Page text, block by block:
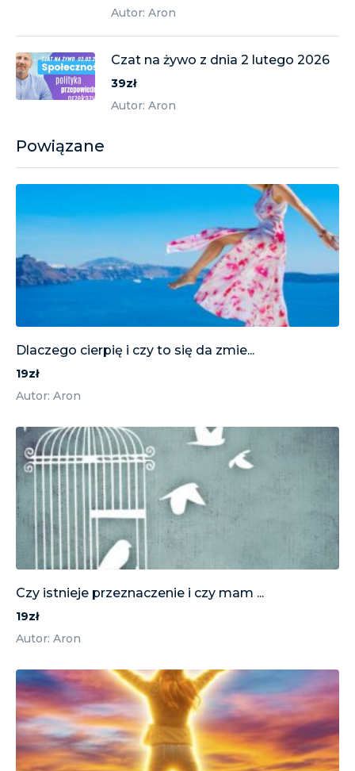
Powiązane
Dlaczego cierpię i czy to się da zmie...
19zł
Autor: Aron
Czy istnieje przeznaczenie i czy mam ...
19zł
Autor: Aron
Autor: Aron
Czat na żywo z dnia 2 lutego 2026
39zł
Autor: Aron